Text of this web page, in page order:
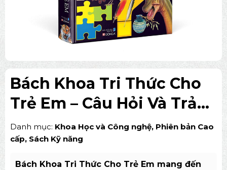
Bách Khoa Tri Thức Cho
Trẻ Em – Câu Hỏi Và Trả
Lời (tái bản, bìa cứng)
Danh mục: Khoa Học và Công nghệ, Phiên bản Cao
cấp, Sách Kỹ năng
Bách Khoa Tri Thức Cho Trẻ Em mang đến